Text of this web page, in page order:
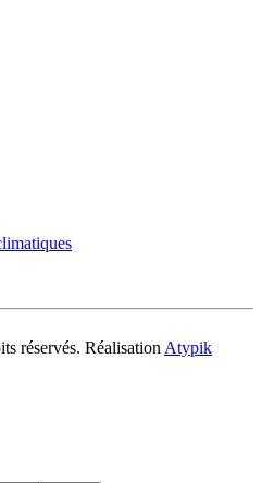
réservés. Réalisation Atypik